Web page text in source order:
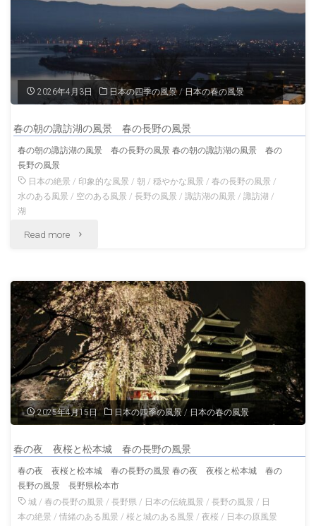
2026年4月3日 日本の四季の風景 / 日本の春の風景
春の朝の諏訪湖の風景 春の長野の風景
春の朝の諏訪湖の風景 春の長野の風景 春の朝の諏訪湖の風景 春の
長野の風景
日本の絶景 / 印象的な風景 /朝 /穏やかな風景 /春の長野の風景 /
水のある風景 / 空のある風景 /長野の風景 /諏訪湖の風景 /諏訪湖 /
湖
Read more "春
朝
の
諏
訪
湖
風
景
春
2025年4月15日 日本の四季の風景 / 日本の春の風景
春の夜 夜桜と松本城 春の長野の風景
春の夜 夜桜と松本城 春の長野の風景 春の夜 夜桜と松本城 春の
長野の風景 長野県松本市
城 /春の長野の風景 /長野県 / 日本の伝統風景 /長野の風景 / 日
本の絶景 /情緒のある風景 /桜と城のある風景 /夜桜 / 日本の原風景